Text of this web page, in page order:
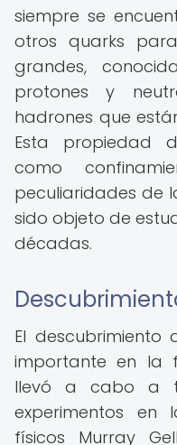
siempre se
otros quarks
grandes,
protones y
hadrones que
Esta propiedad
como
peculiaridades de
sido objeto de
décadas.
El
importante en la
llevó a cabo a
experimentos en
físicos Murray